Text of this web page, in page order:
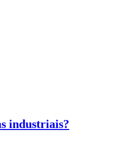
industriais?